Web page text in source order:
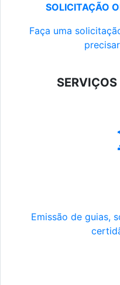
SOLICITAÇÃO
Faça uma
Emissão de guias,